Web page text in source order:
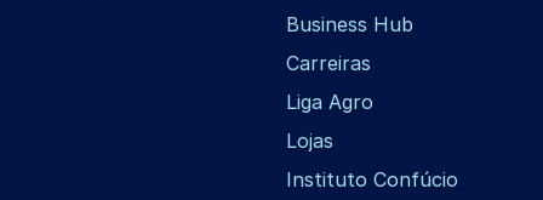
Business Hub
Carreiras
Liga Agro
Lojas
Instituto Confúcio